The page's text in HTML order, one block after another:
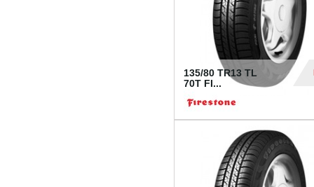
135/80 TR13 TL
70T FI...